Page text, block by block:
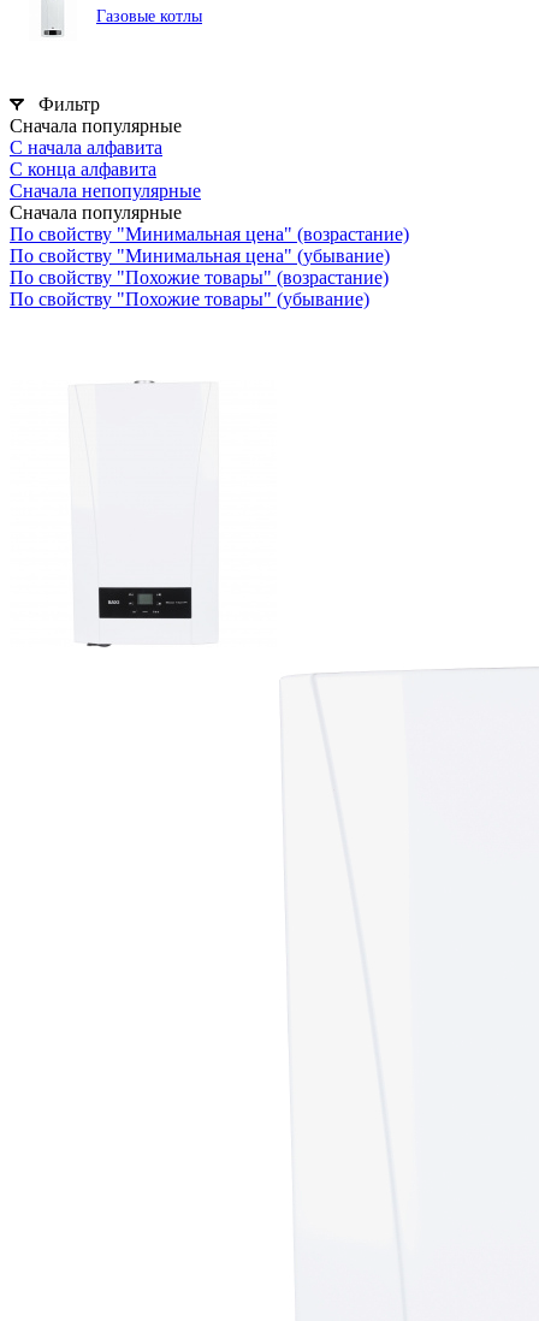
Газовые котлы
Фильтр
Сначала популярные
С начала алфавита
С конца алфавита
Сначала непопулярные
Сначала популярные
По свойству "Минимальная цена" (возрастание)
По свойству "Минимальная цена" (убывание)
По свойству "Похожие товары" (возрастание)
По свойству "Похожие товары" (убывание)